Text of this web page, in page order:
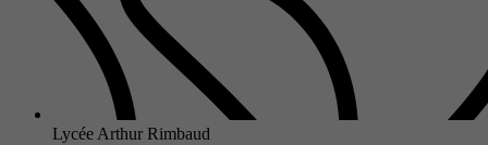
Lycée Arthur Rimbaud